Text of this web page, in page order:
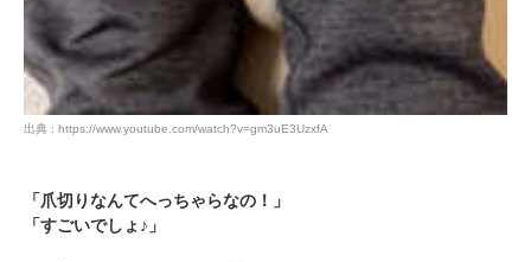
出典 : https://www.youtube.com/watch?v=gm3uE3UzxfA
「爪切りなんてへっちゃらなの！」
「すごいでしょ♪」